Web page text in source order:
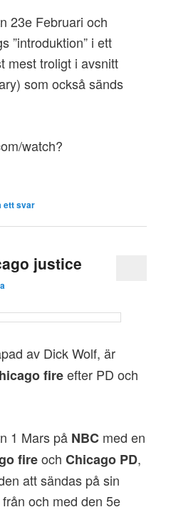
23e Februari och
”introduktion” i ett
mest troligt i avsnitt
som också sänds
watch?
ett svar
justice
av Dick Wolf, är
fireefter PD och
1 Mars på NBC med en
fireochChicago PD,
att sändas på sin
och med den 5e